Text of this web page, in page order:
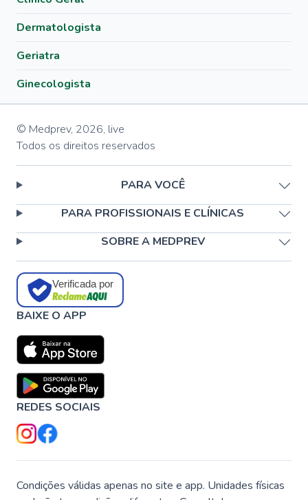
Dermatologista
Geriatra
Ginecologista
© Medprev, 2026, live
Todos os direitos reservados
PARA VOCÊ
PARA PROFISSIONAIS E CLÍNICAS
SOBRE A MEDPREV
Verificada por
BAIXE O APP
REDES SOCIAIS
Condições válidas apenas no site e app. Unidades físicas